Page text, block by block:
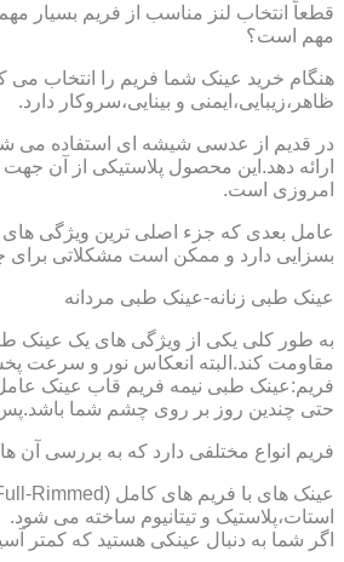
قطعاً انتخاب لنز مناسب از فریم بسیار
مهم است؟
هنگام خرید عینک شما فریم را انتخاب می
ظاهر،زیبایی،ایمنی و بینایی،سروکار دارد.
ارائه دهد.این محصول پلاستیکی از آن
امروزی است.
بسزایی دارد و ممکن است مشکلاتی برای
عینک طبی زنانه-عینک طبی مردانه
به طور کلی یکی از ویژگی های یک عینک
مقاومت کند.البته انعکاس نور و سرعت
فریم:عینک طبی نیمه فریم قاب عینک
حتی چندین روز بر روی چشم شما باشد.پس
فریم انواع مختلفی دارد که به بررسی آن
استات،پلاستیک و تیتانیوم ساخته می شود.
اگر شما به دنبال عینکی هستید که کمتر